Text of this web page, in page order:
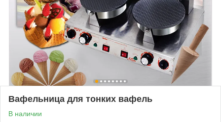
Вафельница для тонких вафель
В наличии